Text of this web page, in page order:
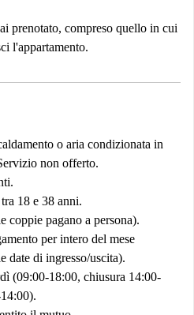
prenotato, compreso quello in cui
l'appartamento.
o aria condizionata in
non offerto.
18 e 38 anni.
coppie pagano a persona).
per intero del mese
date di ingresso/uscita).
(09:00-18:00, chiusura 14:00-